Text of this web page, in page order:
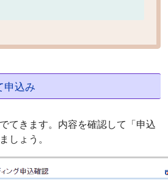
申込み
てきます。内容を確認して「申込
しょう。